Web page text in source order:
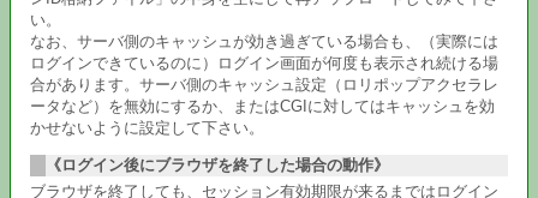
い。
なお、サーバ側のキャッシュが効き過ぎている場合も、（実際には
ログインできているのに）ログイン画面が何度も表示され続ける場
合があります。サーバ側のキャッシュ設定（ロリポップアクセラレ
ータなど）を無効にするか、またはCGIに対してはキャッシュを効
かせないように設定して下さい。
《ログイン後にブラウザを終了した場合の動作》
ブラウザを終了しても、セッション有効期限が来るまではログイン